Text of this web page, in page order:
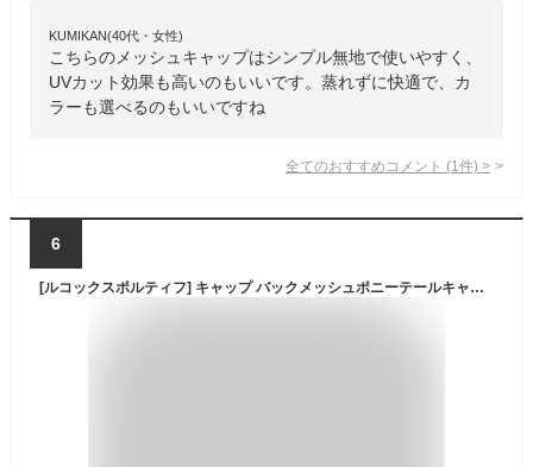
KUMIKAN(40代・女性)
こちらのメッシュキャップはシンプル無地で使いやすく、
UVカット効果も高いのもいいです。蒸れずに快適で、カ
ラーも選べるのもいいですね
全てのおすすめコメント (1 件) >
6
[ルコックスポルティフ] キャップ バックメッシュポニーテールキャップ 部分通気 テニス ウォーキング 屋外 レディース LN5SCP WHNV(LN5SCP30L)